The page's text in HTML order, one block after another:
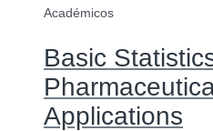
Académicos
Basic
Applications